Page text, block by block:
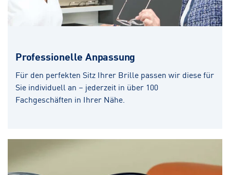
Professionelle Anpassung
Für den perfekten Sitz Ihrer Brille passen wir diese für
Sie individuell an – jederzeit in über 100
Fachgeschäften in Ihrer Nähe.